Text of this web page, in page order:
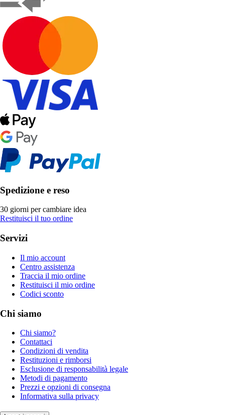
Spedizione e reso
30 giorni per cambiare idea
Restituisci il tuo ordine
Servizi
Il mio account
Centro assistenza
Traccia il mio ordine
Restituisci il mio ordine
Codici sconto
Chi siamo
Chi siamo?
Contattaci
Condizioni di vendita
Restituzioni e rimborsi
Esclusione di responsabilità legale
Metodi di pagamento
Prezzi e opzioni di consegna
Informativa sulla privacy